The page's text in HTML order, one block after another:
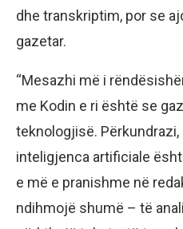
dhe transkriptim, por se
gazetar.
“Mesazhi më i
me Kodin e ri është se
teknologjisë.
inteligjenca artificiale
e më e pranishme në
ndihmojë shumë – të